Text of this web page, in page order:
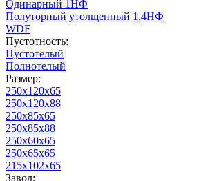
Одинарный 1НФ
Полуторный утолщенный 1,4НФ
WDF
Пустотность:
Пустотелый
Полнотелый
Размер:
250х120х65
250х120х88
250х85х65
250х85х88
250х60х65
250х65х65
215х102х65
Завод: